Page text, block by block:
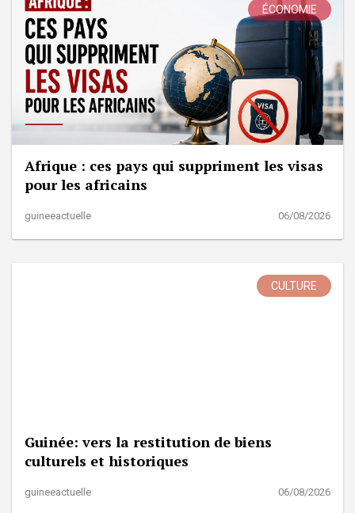
ÉCONOMIE
Afrique : ces pays qui suppriment les visas
pour les africains
guineeactuelle 06/08/2026
CULTURE
Guinée: vers la restitution de biens
culturels et historiques
guineeactuelle 06/08/2026